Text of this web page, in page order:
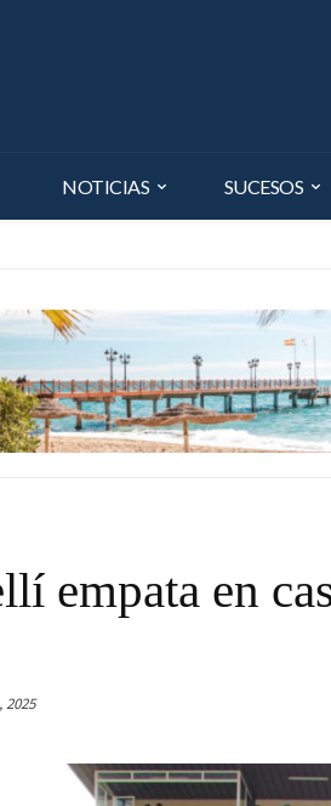
NOTICIAS SUCESOS
empata en
2025